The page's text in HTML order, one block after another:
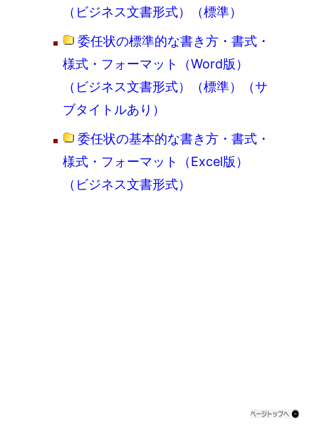
（ビジネス文書形式）（標準）
委任状の標準的な書き方・書式・
様式・フォーマット（Word版）
（ビジネス文書形式）（標準）（サ
ブタイトルあり）
委任状の基本的な書き方・書式・
様式・フォーマット（Excel版）
（ビジネス文書形式）